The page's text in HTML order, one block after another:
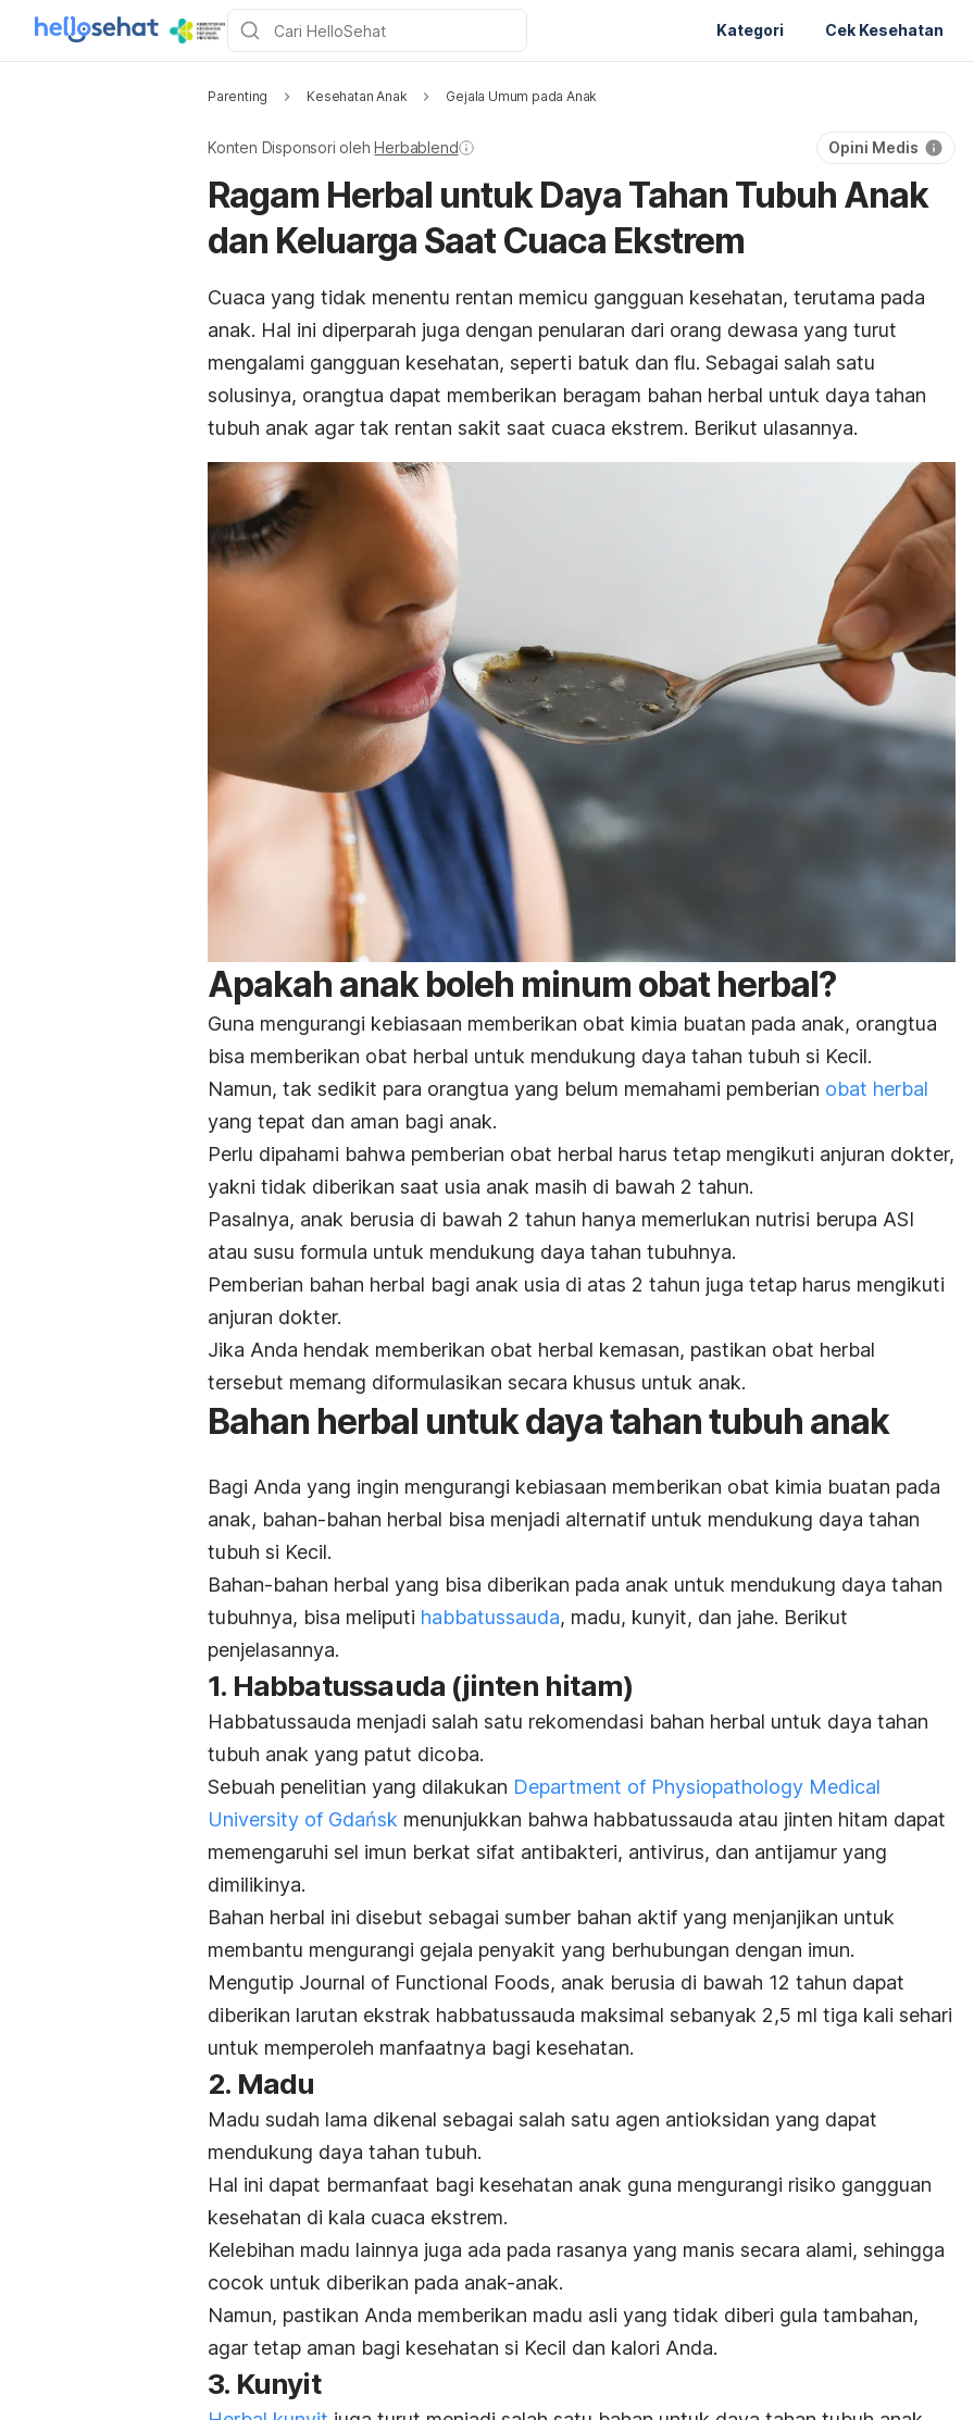
Kategori Cek Kesehatan
Parenting Kesehatan Anak Gejala Umum pada Anak
Konten Disponsori oleh Herbablend Opini Medis
Ragam Herbal untuk Daya Tahan Tubuh Anak
dan Keluarga Saat Cuaca Ekstrem
Cuaca yang tidak menentu rentan memicu gangguan kesehatan, terutama pada
anak. Hal ini diperparah juga dengan penularan dari orang dewasa yang turut
mengalami gangguan kesehatan, seperti batuk dan flu. Sebagai salah satu
solusinya, orangtua dapat memberikan beragam bahan herbal untuk daya tahan
tubuh anak agar tak rentan sakit saat cuaca ekstrem. Berikut ulasannya.
Apakah anak boleh minum obat herbal?
Guna mengurangi kebiasaan memberikan obat kimia buatan pada anak, orangtua
bisa memberikan obat herbal untuk mendukung daya tahan tubuh si Kecil.
Namun, tak sedikit para orangtua yang belum memahami pemberian obat herbal
yang tepat dan aman bagi anak.
Perlu dipahami bahwa pemberian obat herbal harus tetap mengikuti anjuran dokter,
yakni tidak diberikan saat usia anak masih di bawah 2 tahun.
Pasalnya, anak berusia di bawah 2 tahun hanya memerlukan nutrisi berupa ASI
atau susu formula untuk mendukung daya tahan tubuhnya.
Pemberian bahan herbal bagi anak usia di atas 2 tahun juga tetap harus mengikuti
anjuran dokter.
Jika Anda hendak memberikan obat herbal kemasan, pastikan obat herbal
tersebut memang diformulasikan secara khusus untuk anak.
Bahan herbal untuk daya tahan tubuh anak
Bagi Anda yang ingin mengurangi kebiasaan memberikan obat kimia buatan pada
anak, bahan-bahan herbal bisa menjadi alternatif untuk mendukung daya tahan
tubuh si Kecil.
Bahan-bahan herbal yang bisa diberikan pada anak untuk mendukung daya tahan
tubuhnya, bisa meliputi habbatussauda, madu, kunyit, dan jahe. Berikut
penjelasannya.
1. Habbatussauda (jinten hitam)
Habbatussauda menjadi salah satu rekomendasi bahan herbal untuk daya tahan
tubuh anak yang patut dicoba.
Sebuah penelitian yang dilakukan Department of Physiopathology Medical
University of Gdańsk menunjukkan bahwa habbatussauda atau jinten hitam dapat
memengaruhi sel imun berkat sifat antibakteri, antivirus, dan antijamur yang
dimilikinya.
Bahan herbal ini disebut sebagai sumber bahan aktif yang menjanjikan untuk
membantu mengurangi gejala penyakit yang berhubungan dengan imun.
Mengutip Journal of Functional Foods, anak berusia di bawah 12 tahun dapat
diberikan larutan ekstrak habbatussauda maksimal sebanyak 2,5 ml tiga kali sehari
untuk memperoleh manfaatnya bagi kesehatan.
2. Madu
Madu sudah lama dikenal sebagai salah satu agen antioksidan yang dapat
mendukung daya tahan tubuh.
Hal ini dapat bermanfaat bagi kesehatan anak guna mengurangi risiko gangguan
kesehatan di kala cuaca ekstrem.
Kelebihan madu lainnya juga ada pada rasanya yang manis secara alami, sehingga
cocok untuk diberikan pada anak-anak.
Namun, pastikan Anda memberikan madu asli yang tidak diberi gula tambahan,
agar tetap aman bagi kesehatan si Kecil dan kalori Anda.
3. Kunyit